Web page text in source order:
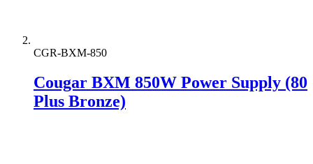
CGR-BXM-850
Cougar BXM 850W Power Supply (80
Plus Bronze)